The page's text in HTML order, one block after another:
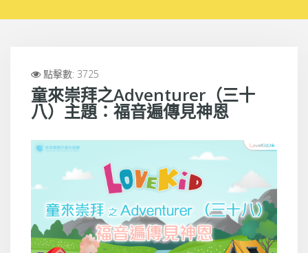
點擊數: 3725
童來崇拜之Adventurer（三十
八）主題：福音遍傳見神恩